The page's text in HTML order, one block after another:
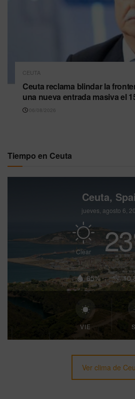
CEUTA
Ceuta reclama blindar la
una nueva entrada masiva el
06/08/2026
Tiempo en Ceuta
Ceuta,
jueves, agosto 6,
Clear 23
65%
VIE
Ver clima de